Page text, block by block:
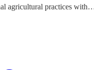
agricultural practices with
commercialization.